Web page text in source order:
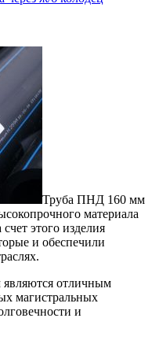
Труба ПНД 160 мм
материала
этого изделия
и обеспечили
отличным
магистральных
и